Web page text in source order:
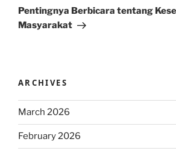
Post
Pentingnya Berbicara tentang
Masyarakat
ARCHIVES
March 2026
February 2026